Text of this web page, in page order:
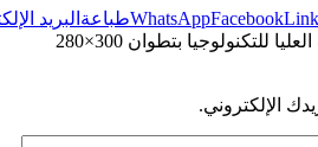
WhatsAppFacebook طباعة البريد
الإلكتروني.